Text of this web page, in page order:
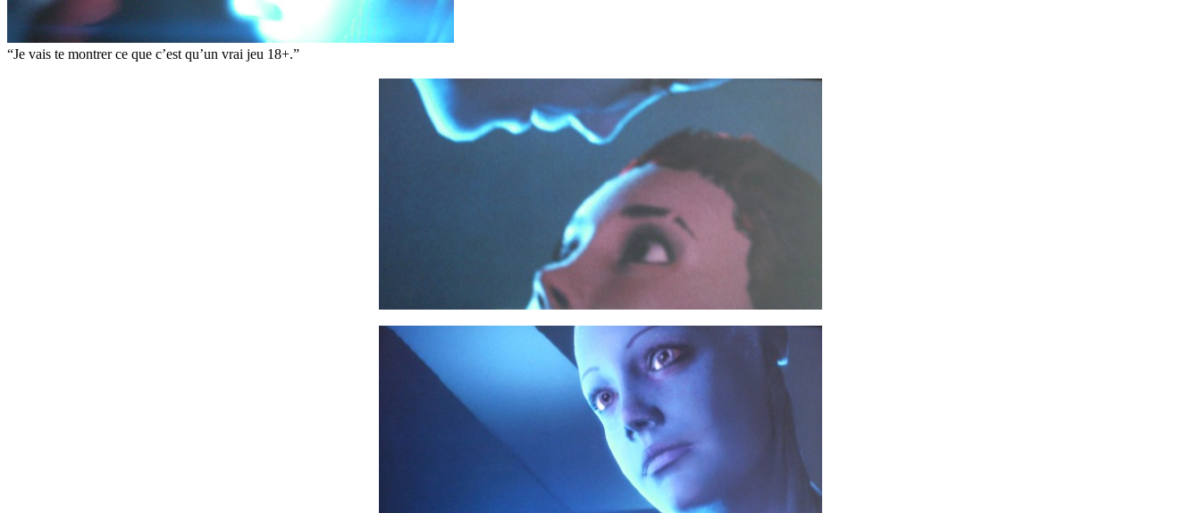
“Je vais te montrer ce que c’est qu’un vrai jeu 18+.”